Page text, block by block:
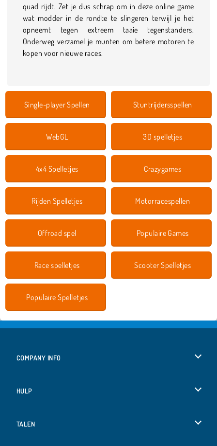
quad rijdt. Zet je dus schrap om in deze online game
wat modder in de rondte te slingeren terwijl je het
opneemt tegen extreem taaie tegenstanders.
Onderweg verzamel je munten om betere motoren te
kopen voor nieuwe races.
Single-player Spellen Stuntrijdersspellen
WebGL 3D spelletjes
4x4 Spelletjes Crazygames
Rijden Spelletjes Motorracespellen
Offroad spel Populaire Games
Race spelletjes Scooter Spelletjes
Populaire Spelletjes
COMPANY INFO
HULP
TALEN